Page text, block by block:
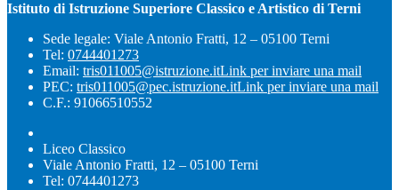
Istituto di Istruzione Superiore Classico e Artistico di Terni
Sede legale: Viale Antonio Fratti, 12 – 05100 Terni
Tel: 0744401273
Email: tris011005@istruzione.itLink per inviare una mail
PEC: tris011005@pec.istruzione.itLink per inviare una mail
C.F.: 91066510552
Liceo Classico
Viale Antonio Fratti, 12 – 05100 Terni
Tel: 0744401273